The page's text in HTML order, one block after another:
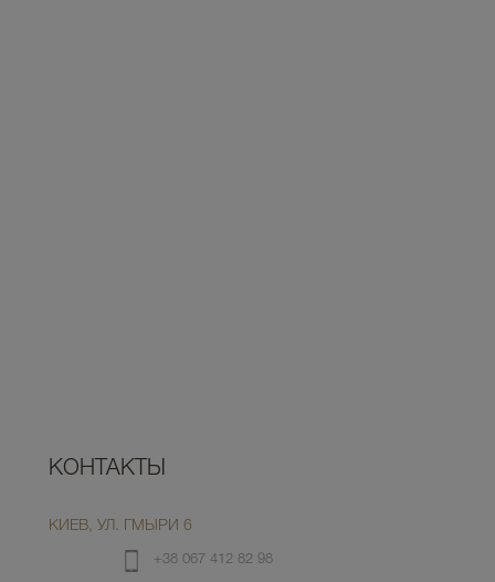
КОНТАКТЫ
КИЕВ, УЛ. ГМЫРИ 6
+38 067 412 82 98